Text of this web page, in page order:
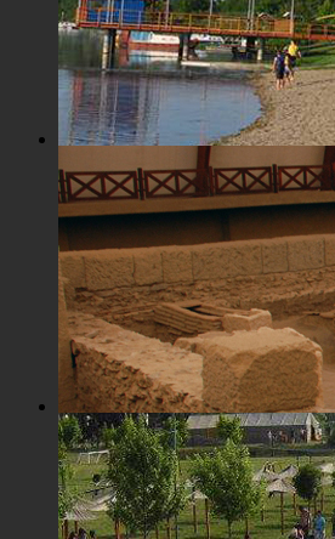
Плажа "Топољар" - Купалиште
Археолошко налазиште